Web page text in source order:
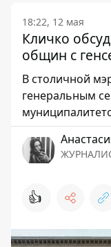
18:22, 12 мая
Кличко
общин с
В столичной
генеральным
👍